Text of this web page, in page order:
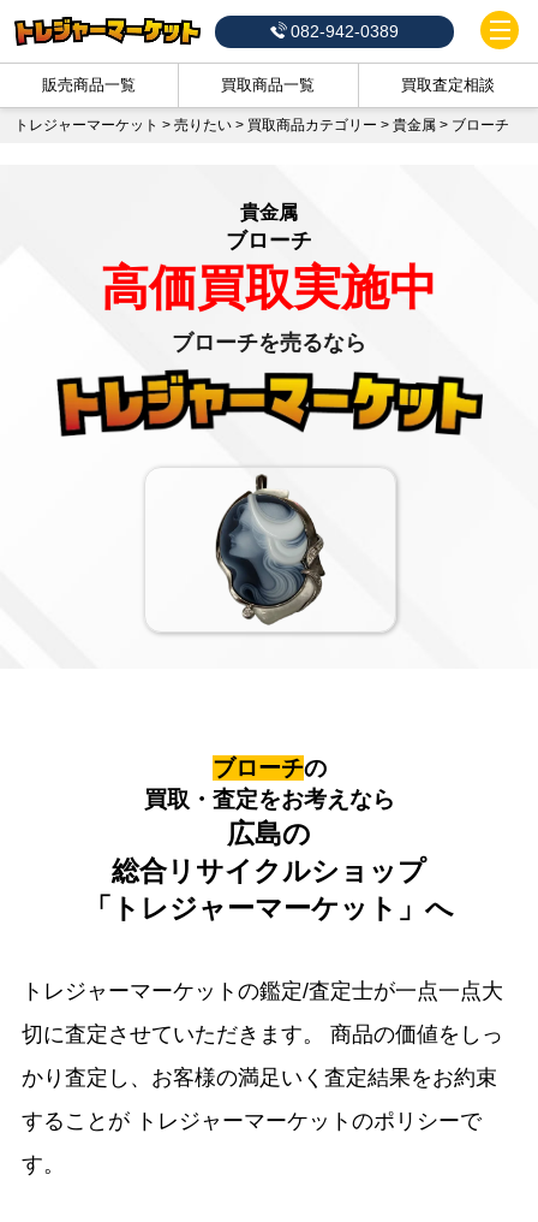
082-942-0389
販売商品一覧 買取商品一覧 買取査定相談
トレジャーマーケット > 売りたい > 買取商品カテゴリー > 貴金属 > ブローチ
貴金属
ブローチ
高価買取実施中
ブローチを売るなら
ブローチの
買取・査定をお考えなら
広島の
総合リサイクルショップ
「トレジャーマーケット」へ
トレジャーマーケットの鑑定/査定士が一点一点大
切に査定させていただきます。
商品の価値をしっ
かり査定し、お客様の満足いく査定結果をお約束
することが トレジャーマーケットのポリシーで
す。